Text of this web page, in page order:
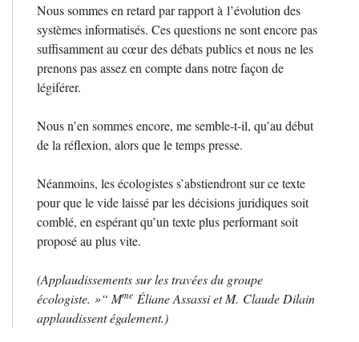
Nous sommes en retard par rapport à l’évolution des
systèmes informatisés. Ces questions ne sont encore pas
suffisamment au cœur des débats publics et nous ne les
prenons pas assez en compte dans notre façon de
légiférer.
Nous n’en sommes encore, me semble-t-il, qu’au début
de la réflexion, alors que le temps presse.
Néanmoins, les écologistes s’abstiendront sur ce texte
pour que le vide laissé par les décisions juridiques soit
comblé, en espérant qu’un texte plus performant soit
proposé au plus vite.
(Applaudissements sur les travées du groupe
écologiste. »“ Mme Éliane Assassi et M. Claude Dilain
applaudissent également.)